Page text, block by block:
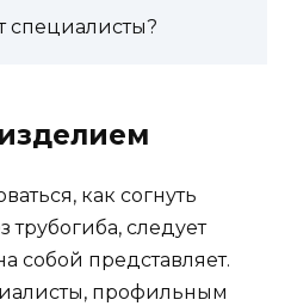
специалисты?
как согнуть
трубогиба, следует
собой представляет.
профильным